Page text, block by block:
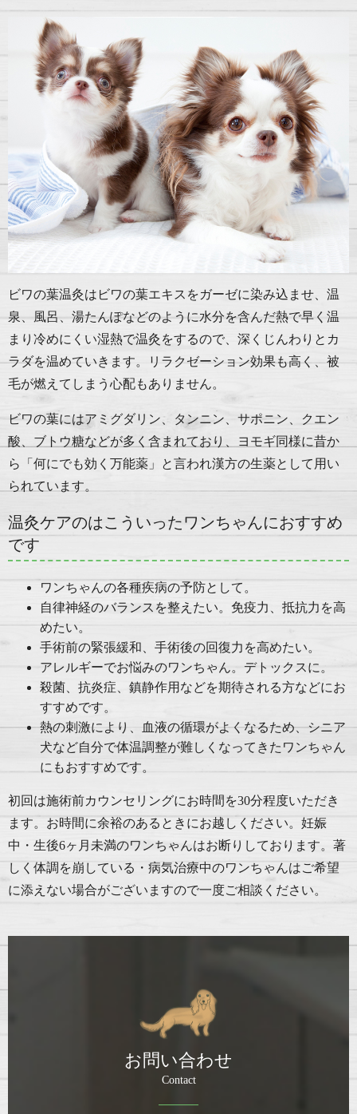
ビワの葉温灸はビワの葉エキスをガーゼに染み込ませ、温
泉、風呂、湯たんぽなどのように水分を含んだ熱で早く温
まり冷めにくい湿熱で温灸をするので、深くじんわりとカ
ラダを温めていきます。リラクゼーション効果も高く、被
毛が燃えてしまう心配もありません。
ビワの葉にはアミグダリン、タンニン、サポニン、クエン
酸、ブトウ糖などが多く含まれており、ヨモギ同様に昔か
ら「何にでも効く万能薬」と言われ漢方の生薬として用い
られています。
温灸ケアのはこういったワンちゃんにおすすめ
です
ワンちゃんの各種疾病の予防として。
自律神経のバランスを整えたい。免疫力、抵抗力を高
めたい。
手術前の緊張緩和、手術後の回復力を高めたい。
アレルギーでお悩みのワンちゃん。デトックスに。
殺菌、抗炎症、鎮静作用などを期待される方などにお
すすめです。
熱の刺激により、血液の循環がよくなるため、シニア
犬など自分で体温調整が難しくなってきたワンちゃん
にもおすすめです。
初回は施術前カウンセリングにお時間を30分程度いただき
ます。 お時間に余裕のあるときにお越しください。 妊娠
中・生後6ヶ月未満のワンちゃんはお断りしております。 著
しく体調を崩している・病気治療中のワンちゃんはご希望
に添えない場合がございますので一度ご相談ください。
お問い合わせ
Contact